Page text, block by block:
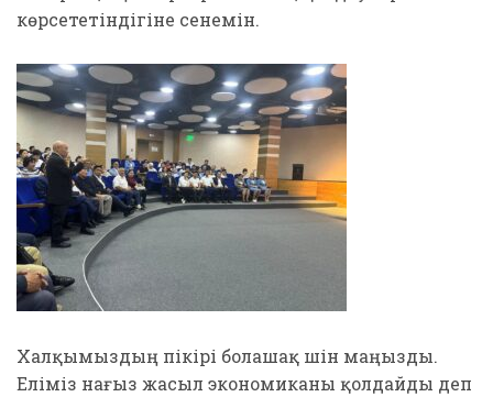
көрсететіндігіне сенемін.
Халқымыздың пікірі болашақ үшін маңызды.
Еліміз нағыз жасыл экономиканы қолдайды деп